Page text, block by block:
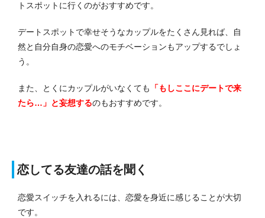
トスポットに行くのがおすすめです。
デートスポットで幸せそうなカップルをたくさん見れば、自
然と自分自身の恋愛へのモチベーションもアップするでしょ
う。
また、とくにカップルがいなくても
「もしここにデートで来
たら…」と妄想するのもおすすめです。
恋してる友達の話を聞く
恋愛スイッチを入れるには、恋愛を身近に感じることが大切
です。